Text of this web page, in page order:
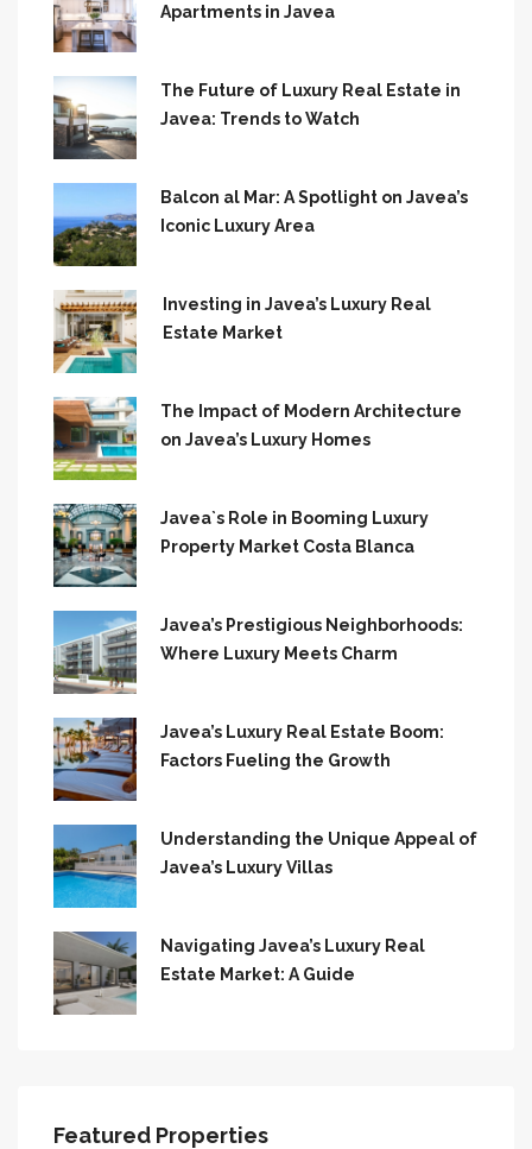
Apartments in Javea
The Future of Luxury Real Estate in
Javea: Trends to Watch
Balcon al Mar: A Spotlight on Javea’s
Iconic Luxury Area
Investing in Javea’s Luxury Real
Estate Market
The Impact of Modern Architecture
on Javea’s Luxury Homes
Javea`s Role in Booming Luxury
Property Market Costa Blanca
Javea’s Prestigious Neighborhoods:
Where Luxury Meets Charm
Javea’s Luxury Real Estate Boom:
Factors Fueling the Growth
Understanding the Unique Appeal of
Javea’s Luxury Villas
Navigating Javea’s Luxury Real
Estate Market: A Guide
Featured Properties